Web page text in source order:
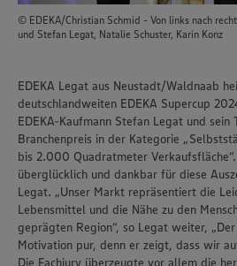
© EDEKA/Christian Schmid - Von links nach
und Stefan Legat, Natalie Schuster, Karin Konz
EDEKA Legat aus Neustadt/Waldnaab
deutschlandweiten EDEKA Supercup
EDEKA-Kaufmann Stefan Legat und sein
Branchenpreis in der Kategorie
bis 2.000 Quadratmeter
überglücklich und dankbar für diese
Legat. „Unser Markt repräsentiert die
Lebensmittel und die Nähe zu den
geprägten Region“, so Legat weiter,
Motivation pur, denn er zeigt, dass wir
Die Fachjury überzeugte vor allem die